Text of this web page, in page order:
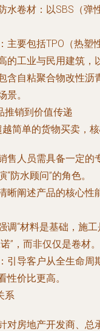
水卷材 ：以SBS（
：主要包括TPO（热
的工业与民用建筑，
含自粘聚合物改性
景。
推销到价值传递
简单的货物买卖，
售人员需具备一定
防水顾问”的角色。
晰阐述产品的核心
调“材料是基础，施
”，而非仅仅是卷材。
：引导客户从全生命
性价比更高。
系
对房地产开发商、